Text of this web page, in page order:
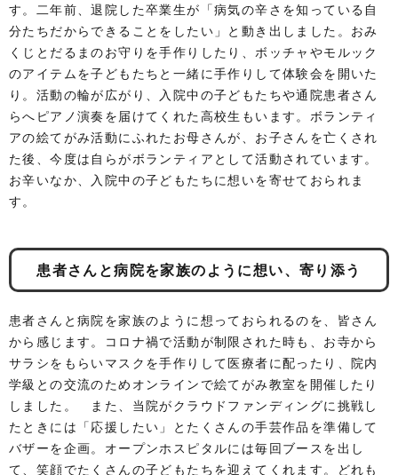
す。二年前、退院した卒業生が「病気の辛さを知っている自
分たちだからできることをしたい」と動き出しました。おみ
くじとだるまのお守りを手作りしたり、ボッチャやモルック
のアイテムを子どもたちと一緒に手作りして体験会を開いた
り。活動の輪が広がり、入院中の子どもたちや通院患者さん
らへピアノ演奏を届けてくれた高校生もいます。ボランティ
アの絵てがみ活動にふれたお母さんが、お子さんを亡くされ
た後、今度は自らがボランティアとして活動されています。
お辛いなか、入院中の子どもたちに想いを寄せておられま
す。
患者さんと病院を家族のように想い、寄り添う
患者さんと病院を家族のように想っておられるのを、皆さん
から感じます。コロナ禍で活動が制限された時も、お寺から
サラシをもらいマスクを手作りして医療者に配ったり、院内
学級との交流のためオンラインで絵てがみ教室を開催したり
しました。 また、当院がクラウドファンディングに挑戦し
たときには「応援したい」とたくさんの手芸作品を準備して
バザーを企画。オープンホスピタルには毎回ブースを出し
て、笑顔でたくさんの子どもたちを迎えてくれます。どれも